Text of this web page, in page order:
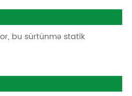
bu sürtünmə statik